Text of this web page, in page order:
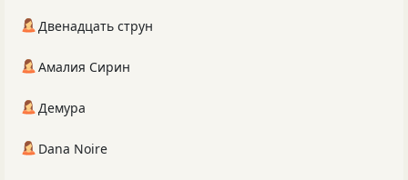
Двенадцать струн
Амалия Сирин
Демура
Dana Noire